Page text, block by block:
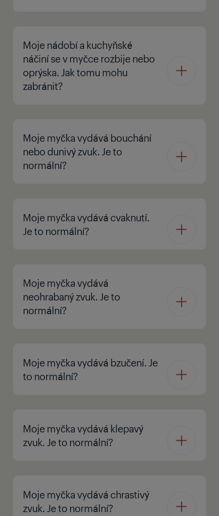
Moje nádobí a kuchyňské
náčiní se v myčce rozbije nebo
oprýska. Jak tomu mohu
zabránit?
Moje myčka vydává bouchání
nebo dunivý zvuk. Je to
normální?
Moje myčka vydává cvaknutí.
Je to normální?
Moje myčka vydává
neohrabaný zvuk. Je to
normální?
Moje myčka vydává bzučení. Je
to normální?
Moje myčka vydává klepavý
zvuk. Je to normální?
Moje myčka vydává chrastivý
zvuk. Je to normální?